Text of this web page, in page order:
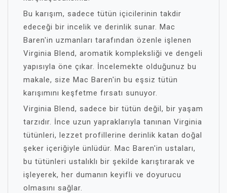
Bu karışım, sadece tütün içicilerinin takdir
edeceği bir incelik ve derinlik sunar. Mac
Baren'in uzmanları tarafından özenle işlenen
Virginia Blend, aromatik kompleksliği ve dengeli
yapısıyla öne çıkar. İncelemekte olduğunuz bu
makale, size Mac Baren'in bu eşsiz tütün
karışımını keşfetme fırsatı sunuyor.
Virginia Blend, sadece bir tütün değil, bir yaşam
tarzıdır. İnce uzun yapraklarıyla tanınan Virginia
tütünleri, lezzet profillerine derinlik katan doğal
şeker içeriğiyle ünlüdür. Mac Baren'in ustaları,
bu tütünleri ustalıklı bir şekilde karıştırarak ve
işleyerek, her dumanın keyifli ve doyurucu
olmasını sağlar.